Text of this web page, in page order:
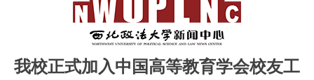
我校正式加入中国高等教育学会校友工